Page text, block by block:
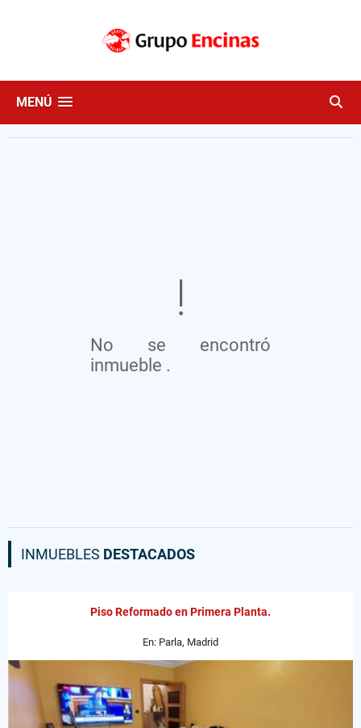
MENÚ
No se encontró
inmueble .
INMUEBLES DESTACADOS
Piso Reformado en Primera Planta.
En: Parla, Madrid